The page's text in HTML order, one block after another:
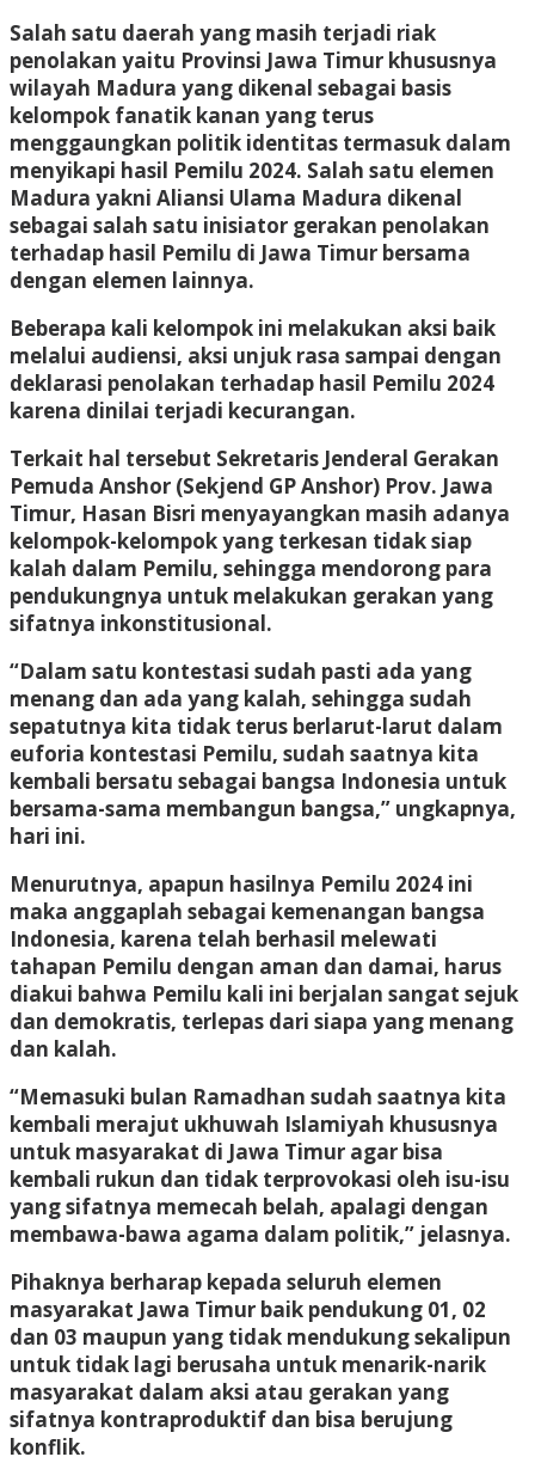
Salah satu daerah yang masih terjadi riak
penolakan yaitu Provinsi Jawa Timur khususnya
wilayah Madura yang dikenal sebagai basis
kelompok fanatik kanan yang terus
menggaungkan politik identitas termasuk dalam
menyikapi hasil Pemilu 2024. Salah satu elemen
Madura yakni Aliansi Ulama Madura dikenal
sebagai salah satu inisiator gerakan penolakan
terhadap hasil Pemilu di Jawa Timur bersama
dengan elemen lainnya.
Beberapa kali kelompok ini melakukan aksi baik
melalui audiensi, aksi unjuk rasa sampai dengan
deklarasi penolakan terhadap hasil Pemilu 2024
karena dinilai terjadi kecurangan.
Terkait hal tersebut Sekretaris Jenderal Gerakan
Pemuda Anshor (Sekjend GP Anshor) Prov. Jawa
Timur, Hasan Bisri menyayangkan masih adanya
kelompok-kelompok yang terkesan tidak siap
kalah dalam Pemilu, sehingga mendorong para
pendukungnya untuk melakukan gerakan yang
sifatnya inkonstitusional.
“Dalam satu kontestasi sudah pasti ada yang
menang dan ada yang kalah, sehingga sudah
sepatutnya kita tidak terus berlarut-larut dalam
euforia kontestasi Pemilu, sudah saatnya kita
kembali bersatu sebagai bangsa Indonesia untuk
bersama-sama membangun bangsa,” ungkapnya,
hari ini.
Menurutnya, apapun hasilnya Pemilu 2024 ini
maka anggaplah sebagai kemenangan bangsa
Indonesia, karena telah berhasil melewati
tahapan Pemilu dengan aman dan damai, harus
diakui bahwa Pemilu kali ini berjalan sangat sejuk
dan demokratis, terlepas dari siapa yang menang
dan kalah.
“Memasuki bulan Ramadhan sudah saatnya kita
kembali merajut ukhuwah Islamiyah khususnya
untuk masyarakat di Jawa Timur agar bisa
kembali rukun dan tidak terprovokasi oleh isu-isu
yang sifatnya memecah belah, apalagi dengan
membawa-bawa agama dalam politik,” jelasnya.
Pihaknya berharap kepada seluruh elemen
masyarakat Jawa Timur baik pendukung 01, 02
dan 03 maupun yang tidak mendukung sekalipun
untuk tidak lagi berusaha untuk menarik-narik
masyarakat dalam aksi atau gerakan yang
sifatnya kontraproduktif dan bisa berujung
konflik.